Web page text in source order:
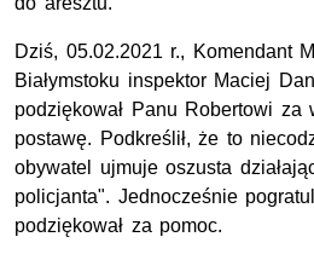
Dziś, 05.02.2021 r., Komendant
Białymstoku inspektor Maciej
podziękował Panu Robertowi za
postawę. Podkreślił, że to
obywatel ujmuje oszusta
policjanta". Jednocześnie
podziękował za pomoc.